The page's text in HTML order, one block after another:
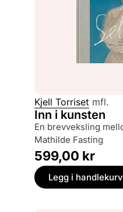
Kjell Torriset mfl.
Inn i kunsten
en brevveksling mellom Kjell Torriset og
Mathilde Fasting
599,00 kr
Legg i handlekurv